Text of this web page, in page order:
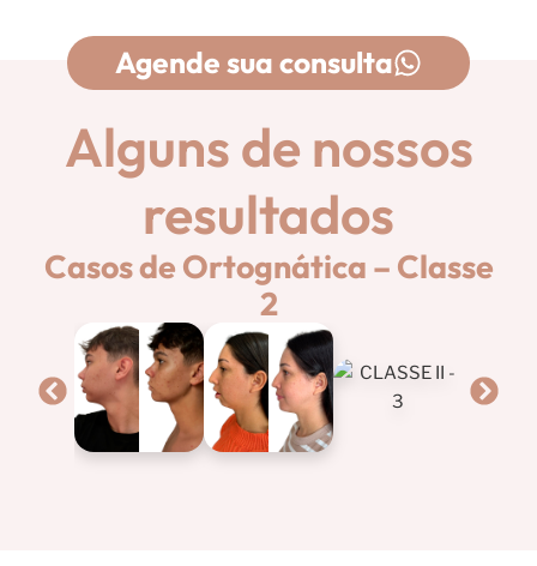
Agende sua consulta
Alguns de nossos
resultados
Casos de Ortognática – Classe
2